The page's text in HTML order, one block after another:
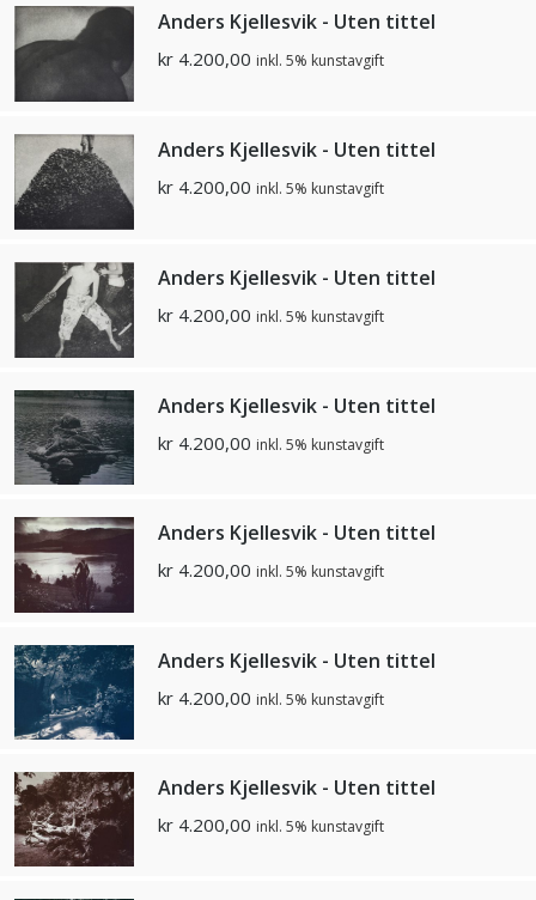
Anders Kjellesvik - Uten tittel
kr 4.200,00 inkl. 5% kunstavgift
Anders Kjellesvik - Uten tittel
kr 4.200,00 inkl. 5% kunstavgift
Anders Kjellesvik - Uten tittel
kr 4.200,00 inkl. 5% kunstavgift
Anders Kjellesvik - Uten tittel
kr 4.200,00 inkl. 5% kunstavgift
Anders Kjellesvik - Uten tittel
kr 4.200,00 inkl. 5% kunstavgift
Anders Kjellesvik - Uten tittel
kr 4.200,00 inkl. 5% kunstavgift
Anders Kjellesvik - Uten tittel
kr 4.200,00 inkl. 5% kunstavgift